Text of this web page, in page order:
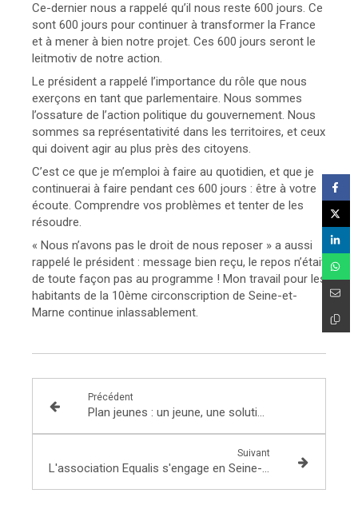
Ce-dernier nous a rappelé qu’il nous reste 600 jours. Ce
sont 600 jours pour continuer à transformer la France
et à mener à bien notre projet. Ces 600 jours seront le
leitmotiv de notre action.
Le président a rappelé l’importance du rôle que nous
exerçons en tant que parlementaire. Nous sommes
l’ossature de l’action politique du gouvernement. Nous
sommes sa représentativité dans les territoires, et ceux
qui doivent agir au plus près des citoyens.
C’est ce que je m’emploi à faire au quotidien, et que je
continuerai à faire pendant ces 600 jours : être à votre
écoute. Comprendre vos problèmes et tenter de les
résoudre.
« Nous n’avons pas le droit de nous reposer » a aussi
rappelé le président : message bien reçu, le repos n’était
de toute façon pas au programme ! Mon travail pour les
habitants de la 10ème circonscription de Seine-et-
Marne continue inlassablement.
Précédent
Plan jeunes : un jeune, une solution
Suivant
L'association Equalis s'engage en Seine-et-Marne pour l'accueil et l'intégration des personnes réfugiées